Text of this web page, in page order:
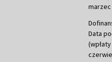
marzec
Data